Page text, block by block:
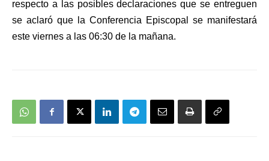
respecto a las posibles declaraciones que se entreguen
se aclaró que la Conferencia Episcopal se manifestará
este viernes a las 06:30 de la mañana.